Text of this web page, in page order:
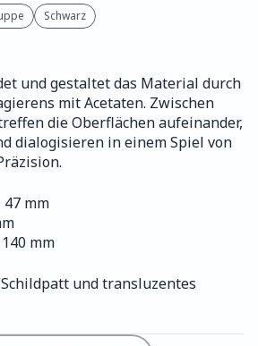
Schwarz
und gestaltet das Material durch
mit Acetaten. Zwischen
die Oberflächen aufeinander,
dialogisieren in einem Spiel von
47 mm
mm
Schildpatt und transluzentes